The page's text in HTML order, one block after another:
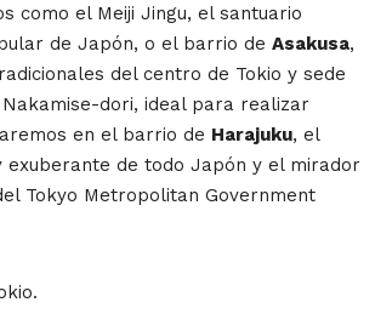
como el Meiji Jingu, el santuario
de Japón, o el barrio de Asakusa,
del centro de Tokio y sede
dori, ideal para realizar
en el barrio de Harajuku, el
de todo Japón y el mirador
Tokyo Metropolitan Government